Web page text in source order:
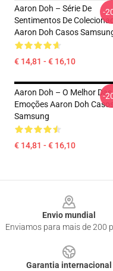
Aaron Doh – Série De
Sentimentos De
Aaron Doh Casos
€ 14,81 - € 16,10
-
Aaron Doh – O Melhor Das
Emoções Aaron Doh Casos
Samsung
€ 14,81 - € 16,10
-
Envio mundial
Enviamos para mais de 200
Garantia internacional